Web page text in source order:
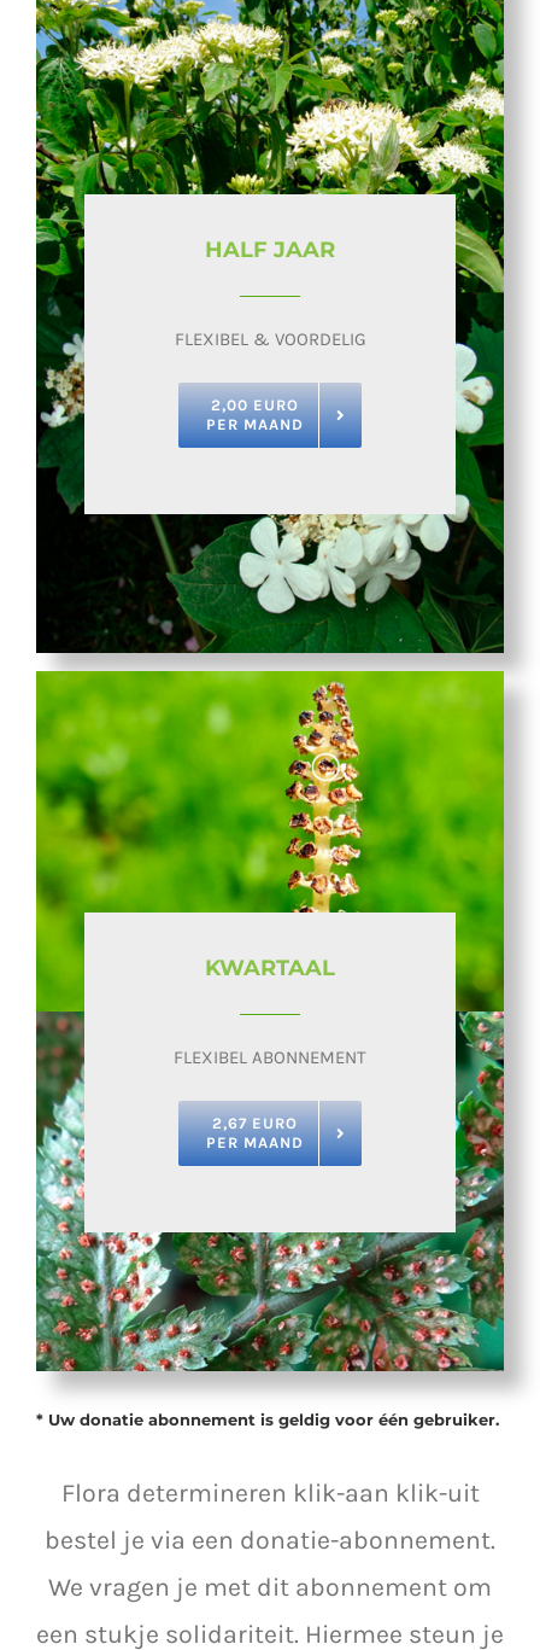
HALF JAAR
FLEXIBEL & VOORDELIG
2,00 EURO
PER MAAND
KWARTAAL
FLEXIBEL ABONNEMENT
2,67 EURO
PER MAAND
* Uw donatie abonnement is geldig voor één gebruiker.
Flora determineren klik-aan klik-uit
bestel je via een donatie-abonnement.
We vragen je met dit abonnement om
een stukje solidariteit. Hiermee steun je